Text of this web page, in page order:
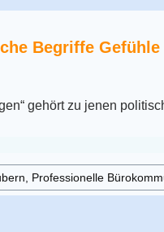
Begriffe
gehört zu jenen
Professionelle